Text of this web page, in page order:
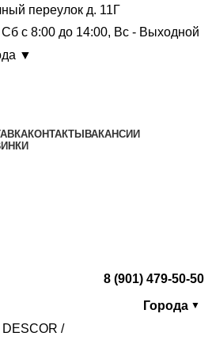
переулок д. 11Г
с 8:00 до 14:00, Вс - Выходной
▼
КОНТАКТЫ ВАКАНСИИ
8 (901) 479-50-50
Города ▼